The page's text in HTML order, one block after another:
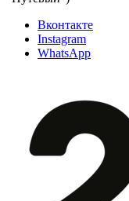
Вконтакте
Instagram
WhatsApp